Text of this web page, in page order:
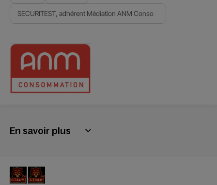
SECURITEST, adhérent Médiation ANM Conso
En savoir plus